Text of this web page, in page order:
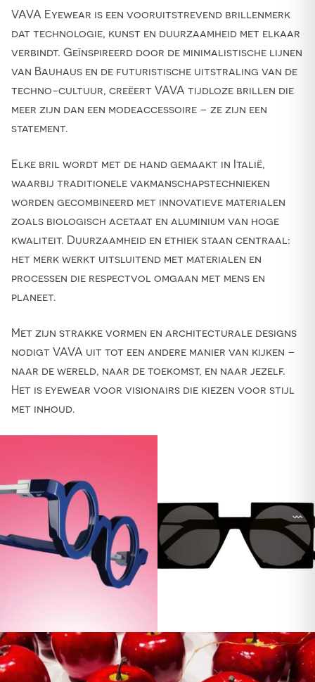
VAVA Eyewear is een vooruitstrevend brillenmerk
dat technologie, kunst en duurzaamheid met elkaar
verbindt. Geïnspireerd door de minimalistische lijnen
van Bauhaus en de futuristische uitstraling van de
techno-cultuur, creëert VAVA tijdloze brillen die
meer zijn dan een modeaccessoire – ze zijn een
statement.
Elke bril wordt met de hand gemaakt in Italië,
waarbij traditionele vakmanschapstechnieken
worden gecombineerd met innovatieve materialen
zoals biologisch acetaat en aluminium van hoge
kwaliteit. Duurzaamheid en ethiek staan centraal:
het merk werkt uitsluitend met materialen en
processen die respectvol omgaan met mens en
planeet.
Met zijn strakke vormen en architecturale designs
nodigt VAVA uit tot een andere manier van kijken –
naar de wereld, naar de toekomst, en naar jezelf.
Het is eyewear voor visionairs die kiezen voor stijl
met inhoud.